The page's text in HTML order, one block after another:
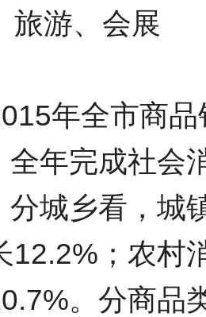
旅游、会展
年全市商
全年完成社会
分城乡看，城
12.2%；农村
。分商品